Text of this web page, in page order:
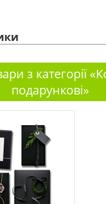
з категорії
подарункові»